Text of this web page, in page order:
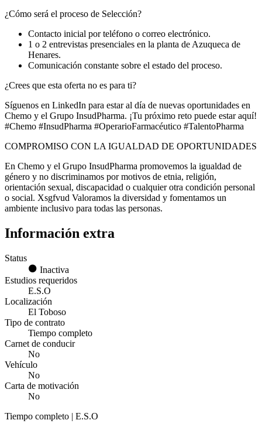
¿Cómo será el proceso de Selección?
Contacto inicial por teléfono o correo electrónico.
1 o 2 entrevistas presenciales en la planta de Azuqueca de
Henares.
Comunicación constante sobre el estado del proceso.
¿Crees que esta oferta no es para ti?
Síguenos en LinkedIn para estar al día de nuevas oportunidades en
Chemo y el Grupo InsudPharma. ¡Tu próximo reto puede estar aquí!
#Chemo #InsudPharma #OperarioFarmacéutico #TalentoPharma
COMPROMISO CON LA IGUALDAD DE OPORTUNIDADES
En Chemo y el Grupo InsudPharma promovemos la igualdad de
género y no discriminamos por motivos de etnia, religión,
orientación sexual, discapacidad o cualquier otra condición personal
o social. Xsgfvud Valoramos la diversidad y fomentamos un
ambiente inclusivo para todas las personas.
Información extra
Status
Inactiva
Estudios requeridos
E.S.O
Localización
El Toboso
Tipo de contrato
Tiempo completo
Carnet de conducir
No
Vehículo
No
Carta de motivación
No
Tiempo completo | E.S.O